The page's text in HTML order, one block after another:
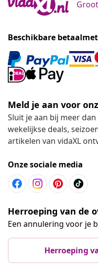
Beschikbare
Meld je aan voor
Sluit je aan bij meer
wekelijkse deals,
artikelen van vidaXL
Onze sociale media
Herroeping van de
Een annulering voor je
Herroeping